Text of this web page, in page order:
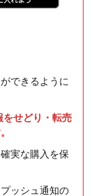
できるように
をせどり・転売
実な購入を保
ッシュ通知の